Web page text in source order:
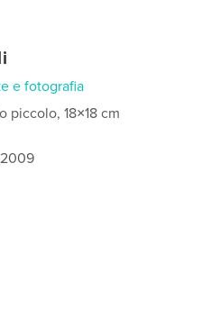
e fotografia
piccolo, 18×18 cm